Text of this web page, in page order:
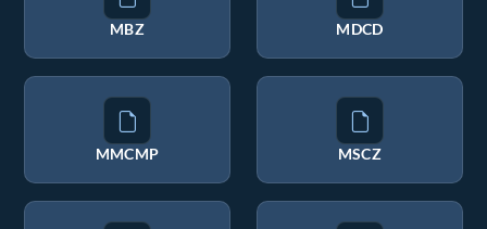
MBZ MDCD
MMCMP MSCZ